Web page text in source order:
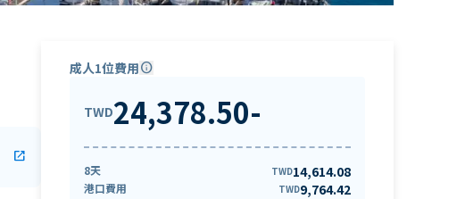
open_in_new
成人1位費用info
TWD24,378.50-
8天 TWD14,614.08
港口費用 TWD9,764.42